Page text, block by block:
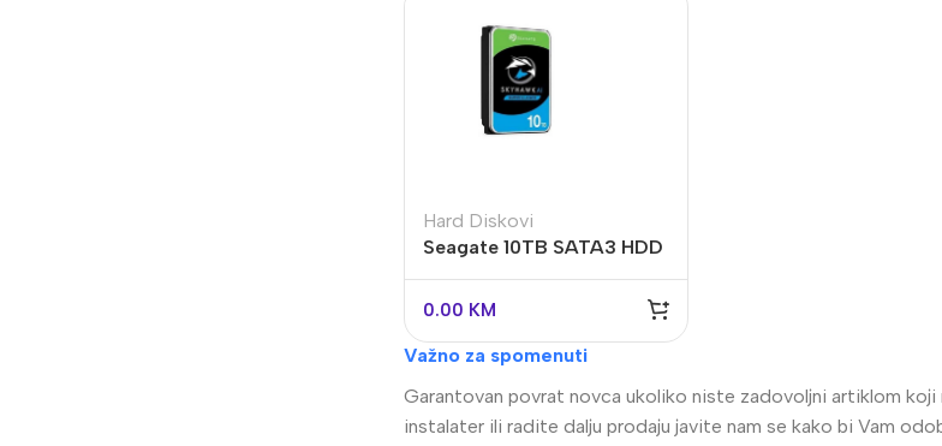
Hard Diskovi
Seagate 10TB SATA3 HDD
SkyHawk ST10000VE0008
0.00 KM
Važno za spomenuti
Garantovan povrat novca ukoliko niste zadovoljni artiklom
instalater ili radite dalju prodaju javite nam se kako bi Vam